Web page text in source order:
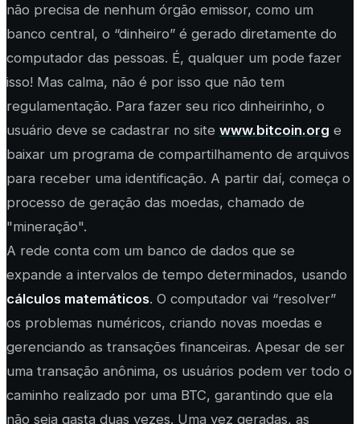
não precisa de nenhum órgão emissor, como um
banco central, o “dinheiro” é gerado diretamente do
computador das pessoas. É, qualquer um pode fazer
isso! Mas calma, não é por isso que não tem
regulamentação. Para fazer seu rico dinheirinho, o
usuário deve se cadastrar no site www.bitcoin.org e
baixar um programa de compartilhamento de arquivos
para receber uma identificação. A partir daí, começa o
processo de geração das moedas, chamado de
"mineração".
A rede conta com um banco de dados que se
expande a intervalos de tempo determinados, usando
cálculos matemáticos. O computador vai “resolver”
os problemas numéricos, criando novas moedas e
gerenciando as transações financeiras. Apesar de ser
uma transação anônima, os usuários podem ver todo o
caminho realizado por uma BTC, garantindo que ela
não seja gasta duas vezes. Uma vez geradas, as